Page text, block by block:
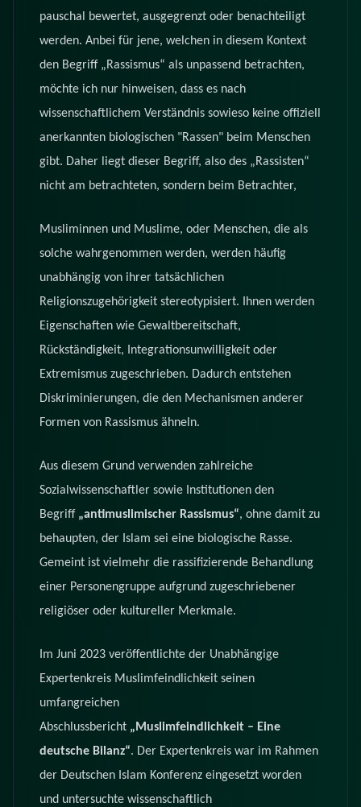
pauschal bewertet, ausgegrenzt oder benachteiligt
werden. Anbei für jene, welchen in diesem Kontext
den Begriff „Rassismus“ als unpassend betrachten,
möchte ich nur hinweisen, dass es nach
wissenschaftlichem Verständnis sowieso keine offiziell
anerkannten biologischen "Rassen" beim Menschen
gibt. Daher liegt dieser Begriff, also des „Rassisten“
nicht am betrachteten, sondern beim Betrachter,
Musliminnen und Muslime, oder Menschen, die als
solche wahrgenommen werden, werden häufig
unabhängig von ihrer tatsächlichen
Religionszugehörigkeit stereotypisiert. Ihnen werden
Eigenschaften wie Gewaltbereitschaft,
Rückständigkeit, Integrationsunwilligkeit oder
Extremismus zugeschrieben. Dadurch entstehen
Diskriminierungen, die den Mechanismen anderer
Formen von Rassismus ähneln.
Aus diesem Grund verwenden zahlreiche
Sozialwissenschaftler sowie Institutionen den
Begriff „antimuslimischer Rassismus“, ohne damit zu
behaupten, der Islam sei eine biologische Rasse.
Gemeint ist vielmehr die rassifizierende Behandlung
einer Personengruppe aufgrund zugeschriebener
religiöser oder kultureller Merkmale.
Im Juni 2023 veröffentlichte der Unabhängige
Expertenkreis Muslimfeindlichkeit seinen
umfangreichen
Abschlussbericht „Muslimfeindlichkeit – Eine
deutsche Bilanz“. Der Expertenkreis war im Rahmen
der Deutschen Islam Konferenz eingesetzt worden
und untersuchte wissenschaftlich